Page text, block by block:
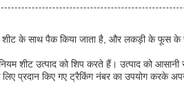
के साथ पैक किया जाता है, और लकड़ी के फूस के
शीट उत्पाद को शिप करते हैं। उत्पाद को
लिए प्रदान किए गए ट्रैकिंग नंबर का उपयोग करके